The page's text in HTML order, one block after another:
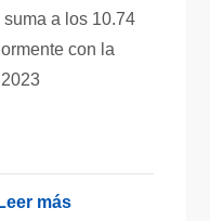
a los 10.74
con la
más